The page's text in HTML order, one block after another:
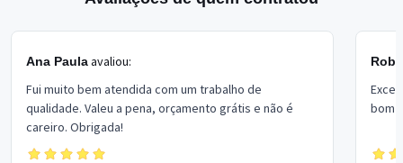
Ana Paulaavaliou:
Fui muito bem atendida com um trabalho de
qualidade. Valeu a pena, orçamento grátis e não é
careiro. Obrigada!
bom